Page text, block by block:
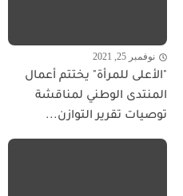
نوفمبر 25, 2021
"الأعلى للمرأة" يختتم أعمال
المنتدى الوطني لمناقشة
توصيات تقرير التوازن...